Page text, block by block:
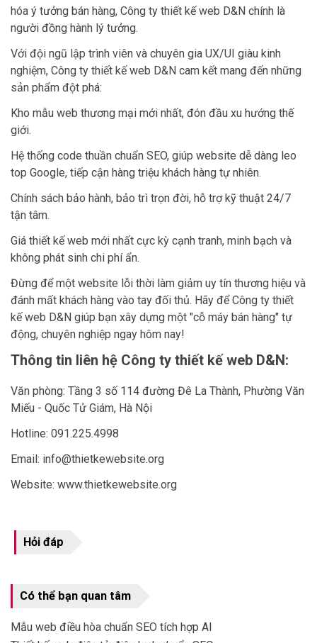
hóa ý tưởng bán hàng, Công ty thiết kế web D&N chính là
người đồng hành lý tưởng.
Với đội ngũ lập trình viên và chuyên gia UX/UI giàu kinh
nghiệm, Công ty thiết kế web D&N cam kết mang đến những
sản phẩm đột phá:
Kho mẫu web thương mại mới nhất, đón đầu xu hướng thế
giới.
Hệ thống code thuần chuẩn SEO, giúp website dễ dàng leo
top Google, tiếp cận hàng triệu khách hàng tự nhiên.
Chính sách bảo hành, bảo trì trọn đời, hỗ trợ kỹ thuật 24/7
tận tâm.
Giá thiết kế web mới nhất cực kỳ cạnh tranh, minh bạch và
không phát sinh chi phí ẩn.
Đừng để một website lỗi thời làm giảm uy tín thương hiệu và
đánh mất khách hàng vào tay đối thủ. Hãy để Công ty thiết
kế web D&N giúp bạn xây dựng một "cỗ máy bán hàng" tự
động, chuyên nghiệp ngay hôm nay!
Thông tin liên hệ Công ty thiết kế web D&N:
Văn phòng: Tầng 3 số 114 đường Đê La Thành, Phường Văn
Miếu - Quốc Tử Giám, Hà Nội
Hotline: 091.225.4998
Email: info@thietkewebsite.org
Website: www.thietkewebsite.org
Hỏi đáp
Có thể bạn quan tâm
Mẫu web điều hòa chuẩn SEO tích hợp AI